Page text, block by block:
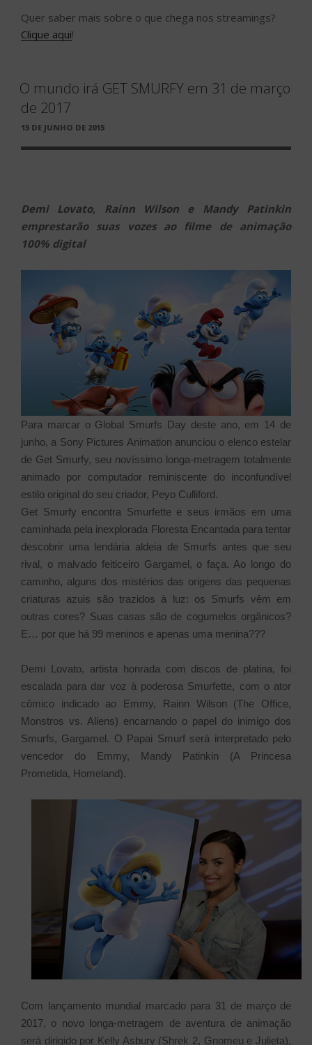
Quer saber mais sobre o que chega nos streamings?
Clique aqui!
O mundo irá GET SMURFY em 31 de março
de 2017
PUBLICADO
15 DE JUNHO DE 2015
Demi Lovato, Rainn Wilson e Mandy Patinkin
emprestarão suas vozes ao filme de animação
100% digital
Para marcar o Global Smurfs Day deste ano, em 14 de
junho, a Sony Pictures Animation anunciou o elenco estelar
de Get Smurfy, seu novíssimo longa-metragem totalmente
animado por computador reminiscente do inconfundível
estilo original do seu criador, Peyo Culliford.
Get Smurfy encontra Smurfette e seus irmãos em uma
caminhada pela inexplorada Floresta Encantada para tentar
descobrir uma lendária aldeia de Smurfs antes que seu
rival, o malvado feiticeiro Gargamel, o faça. Ao longo do
caminho, alguns dos mistérios das origens das pequenas
criaturas azuis são trazidos à luz: os Smurfs vêm em
outras cores? Suas casas são de cogumelos orgânicos?
E… por que há 99 meninos e apenas uma menina???
Demi Lovato, artista honrada com discos de platina, foi
escalada para dar voz à poderosa Smurfette, com o ator
cômico indicado ao Emmy, Rainn Wilson (The Office,
Monstros vs. Aliens) encarnando o papel do inimigo dos
Smurfs, Gargamel. O Papai Smurf será interpretado pelo
vencedor do Emmy, Mandy Patinkin (A Princesa
Prometida, Homeland).
Com lançamento mundial marcado para 31 de março de
2017, o novo longa-metragem de aventura de animação
será dirigido por Kelly Asbury (Shrek 2, Gnomeu e Julieta),